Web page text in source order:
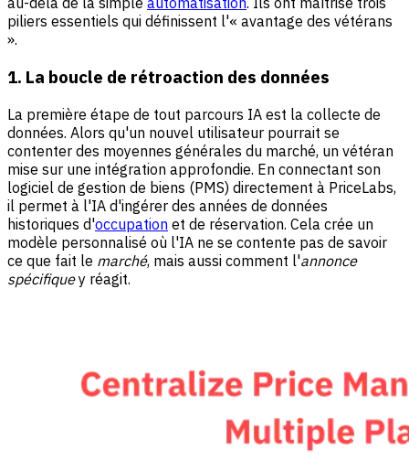
piliers essentiels qui définissent l'« avantage des vétérans
».
1. La boucle de rétroaction des données
La première étape de tout parcours IA est la collecte de
données. Alors qu'un nouvel utilisateur pourrait se
contenter des moyennes générales du marché, un vétéran
mise sur une intégration approfondie. En connectant son
logiciel de gestion de biens (PMS) directement à PriceLabs,
il permet à l'IA d'ingérer des années de données
historiques d'occupation et de réservation. Cela crée un
modèle personnalisé où l'IA ne se contente pas de savoir
ce que fait le marché, mais aussi comment l'annonce
spécifiquey réagit.